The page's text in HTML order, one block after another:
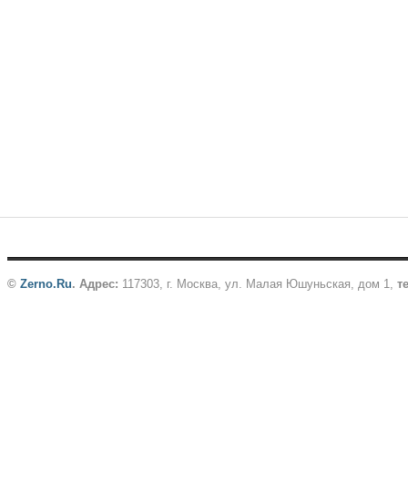
© Zerno.Ru. Адрес: 117303, г. Москва, ул. Малая Юшуньская, дом 1,